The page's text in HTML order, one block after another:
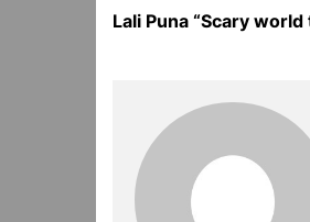
Lali Puna “Scary world